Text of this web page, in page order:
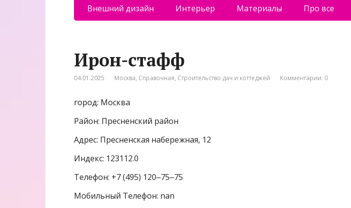
Внешний дизайн Интерьер Материалы Про все
Ирон-стафф
04.01.2025 Москва, Справочная, Строительство дач и коттеджей Комментарии: 0
город: Москва
Район: Пресненский район
Адрес: Пресненская набережная, 12
Индекс: 123112.0
Телефон: +7 (495) 120‒75‒75
Мобильный Телефон: nan